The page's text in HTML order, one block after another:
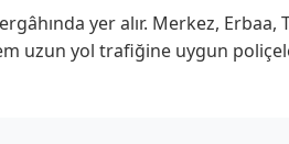
yer alır. Merkez,
uzun yol trafiğine uygun